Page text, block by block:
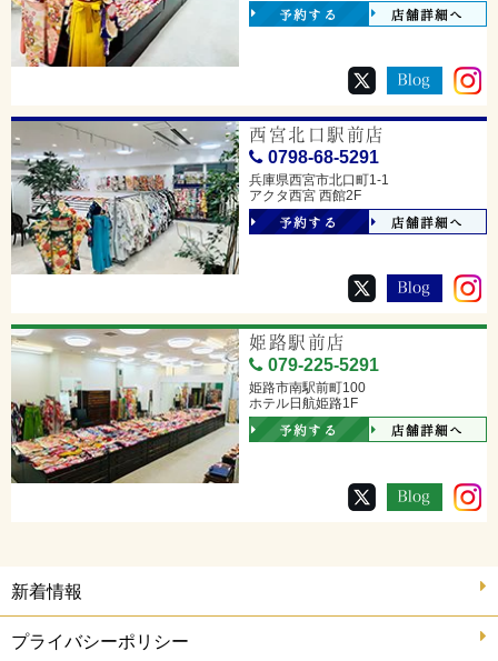
予約する 店舗詳細へ
西宮北口駅前店
0798-68-5291
兵庫県西宮市北口町1-1
アクタ西宮 西館2F
予約する 店舗詳細へ
姫路駅前店
079-225-5291
姫路市南駅前町100
ホテル日航姫路1F
予約する 店舗詳細へ
新着情報
プライバシーポリシー